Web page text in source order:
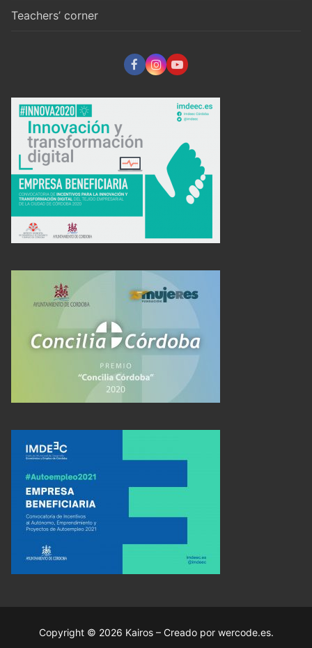
Teachers’ corner
Copyright © 2026 Kairos – Creado por wercode.es.